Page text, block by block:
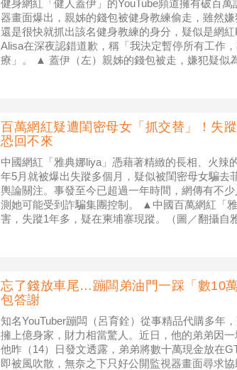
健身網紅「健人蓋伊」的YouTube頻道擁有破百
器畫面爆出，親姊的錢包被健身教練偷走，雖然
還是很快就抓出該名健身教練的身分，疑似是網
Alisa在深夜認錯道歉，稱「我決定暫停所有工作
療」。 ▲ 蓋伊（左）親姊的錢包被走，嫌犯疑似
百萬網紅疑遭閨密母女「抓交替」！失
恐回不來
中國網紅「雅典娜liya」憑藉著精緻的長相、火辣
年5月就被爆出失蹤多個月，疑似被閨密母女騙去
輿論關注。事發至今已超過一年時間，網傳有不
測她可能受到詐騙集團控制。 ▲中國百萬網紅「
害，失蹤1年多，疑在柬埔寨現蹤。（圖／翻攝自
忘了錢放車尾…蹦闆弟油門一踩「數10
包答謝
知名YouTuber蹦闆（呂育銓）從事精品代購多年
擁上億身家，財力相當驚人。近日，他的弟弟因
他昨（14）日發文透露，弟弟將數十萬現金放在
即被風吹散，無奈之下只好公開監視器畫面尋求